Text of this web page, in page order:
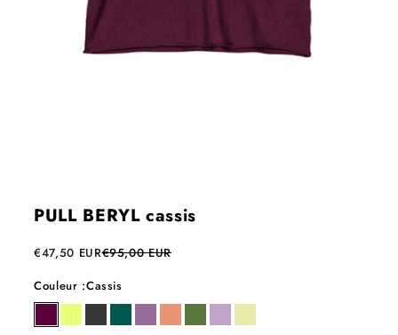
PULL BERYL cassis
Prix de vente
€47,50 EURPrix normal
€95,00 EUR
Couleur :Cassis
cassislimecarbone
edeniris papayewasabiceleste
yuzu